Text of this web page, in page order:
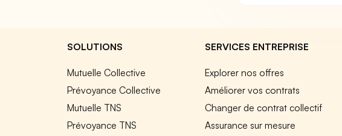
SOLUTIONS
Mutuelle Collective
Prévoyance Collective
Mutuelle TNS
Prévoyance TNS
SERVICES ENTREPRISE
Explorer nos offres
Améliorer vos contrats
Changer de contrat collectif
Assurance sur mesure